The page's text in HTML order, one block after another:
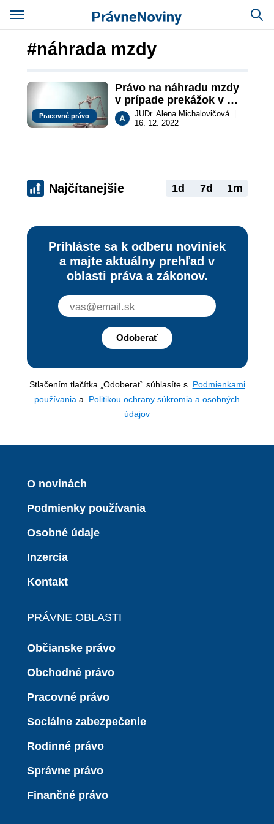
#náhrada mzdy
Pracovné právo
Právo na náhradu mzdy
v prípade prekážok v
práci na strane
zamestnávateľa
JUDr. Alena Michalovičová
16. 12. 2022
Najčítanejšie 1d 7d 1m
Prihláste sa k odberu noviniek
a majte aktuálny prehľad v
oblasti práva a zákonov.
Odoberať
Stlačením tlačítka „Odoberať“ súhlasíte s Podmienkami
používania a Politikou ochrany súkromia a osobných
údajov
O novinách
Podmienky používania
Osobné údaje
Inzercia
Kontakt
PRÁVNE OBLASTI
Občianske právo
Obchodné právo
Pracovné právo
Sociálne zabezpečenie
Rodinné právo
Správne právo
Finančné právo